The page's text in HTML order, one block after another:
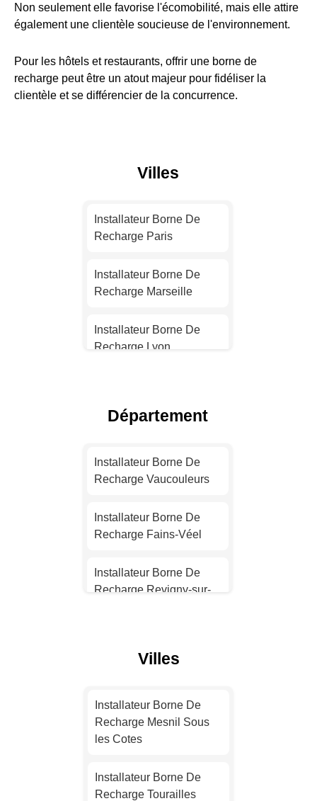
Non seulement elle favorise l'écomobilité, mais elle attire
également une clientèle soucieuse de l'environnement.
Pour les hôtels et restaurants, offrir une borne de
recharge peut être un atout majeur pour fidéliser la
clientèle et se différencier de la concurrence.
Villes
Installateur Borne De
Recharge Paris
Installateur Borne De
Recharge Marseille
Installateur Borne De
Recharge Lyon
Recharge Nice
Recharge Nantes
Recharge Strasbourg
Installateur Borne De
Installateur Borne De
Recharge Lille
Installateur Borne De
Recharge Rennes
Département
Installateur Borne De
Recharge Vaucouleurs
Installateur Borne De
Recharge Fains-Véel
Installateur Borne De
Recharge Revigny-sur-
Recharge Saint-Mihiel
Installateur Borne De
Recharge Verdun
Recharge Commercy
Villes
Installateur Borne De
Recharge Mesnil Sous
les Cotes
Installateur Borne De
Recharge Tourailles